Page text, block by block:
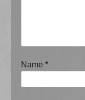
Name*